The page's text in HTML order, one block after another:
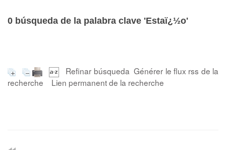
0 búsqueda de la palabra clave 'Estaï¿½o'
Refinar búsqueda Générer le flux rss de la
recherche
Lien permanent de la recherche